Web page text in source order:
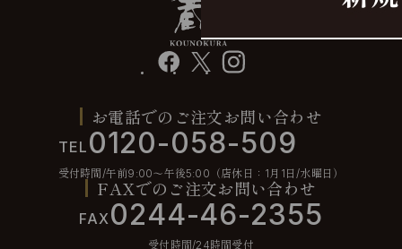
facebook instagram
お電話でのご注文お問い合わせ
TEL 0120-058-509
受付時間/午前9:00〜午後5:00（店休日：1月1日/水曜日）
FAXでのご注文お問い合わせ
FAX0244-46-2355
受付時間/24時間受付